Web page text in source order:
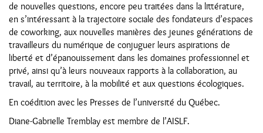
de nouvelles questions, encore peu traitées dans la littérature,
en s’intéressant à la trajectoire sociale des fondateurs d’espaces
de coworking, aux nouvelles manières des jeunes générations de
travailleurs du numérique de conjuguer leurs aspirations de
liberté et d’épanouissement dans les domaines professionnel et
privé, ainsi qu’à leurs nouveaux rapports à la collaboration, au
travail, au territoire, à la mobilité et aux questions écologiques.
En coédition avec les Presses de l’université du Québec.
Diane-Gabrielle Tremblay est membre de l’AISLF.